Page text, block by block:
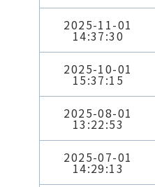
2025-11-01
14:37:30
2025-10-01
15:37:15
2025-08-01
13:22:53
2025-07-01
14:29:13